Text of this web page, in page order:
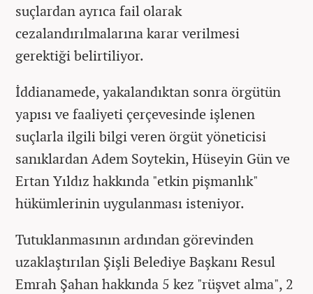
suçlardan ayrıca fail olarak
cezalandırılmalarına karar verilmesi
gerektiği belirtiliyor.
İddianamede, yakalandıktan sonra örgütün
yapısı ve faaliyeti çerçevesinde işlenen
suçlarla ilgili bilgi veren örgüt yöneticisi
sanıklardan Adem Soytekin, Hüseyin Gün ve
Ertan Yıldız hakkında "etkin pişmanlık"
hükümlerinin uygulanması isteniyor.
Tutuklanmasının ardından görevinden
uzaklaştırılan Şişli Belediye Başkanı Resul
Emrah Şahan hakkında 5 kez "rüşvet alma", 2